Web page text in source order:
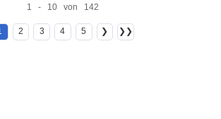
1 - 10 von 142
2 3 4 5 ❯ ❯❯